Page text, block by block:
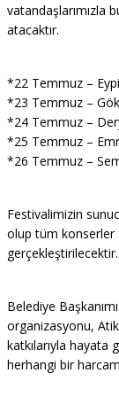
vatandaşlarımızla
atacaktır.
*22 Temmuz –
*23 Temmuz –
*24 Temmuz –
*25 Temmuz –
*26 Temmuz –
Festivalimizin
olup tüm konserler
gerçekleştirilecektir.
Belediye
organizasyonu,
katkılarıyla hayata
herhangi bir